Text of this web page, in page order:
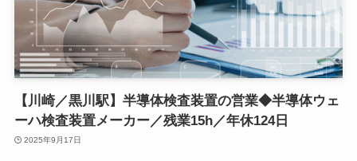
【川崎／黒川駅】半導体検査装置の営業◆半導体ウェ
ーハ検査装置メーカー／残業15h／年休124日
2025年9月17日